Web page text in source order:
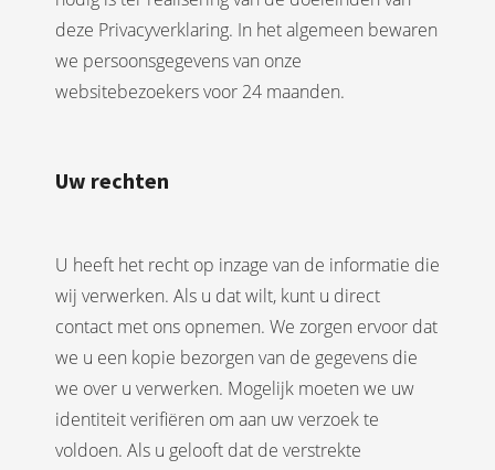
deze Privacyverklaring. In het algemeen bewaren
we persoonsgegevens van onze
websitebezoekers voor 24 maanden.
Uw rechten
U heeft het recht op inzage van de informatie die
wij verwerken. Als u dat wilt, kunt u direct
contact met ons opnemen. We zorgen ervoor dat
we u een kopie bezorgen van de gegevens die
we over u verwerken. Mogelijk moeten we uw
identiteit verifiëren om aan uw verzoek te
voldoen. Als u gelooft dat de verstrekte